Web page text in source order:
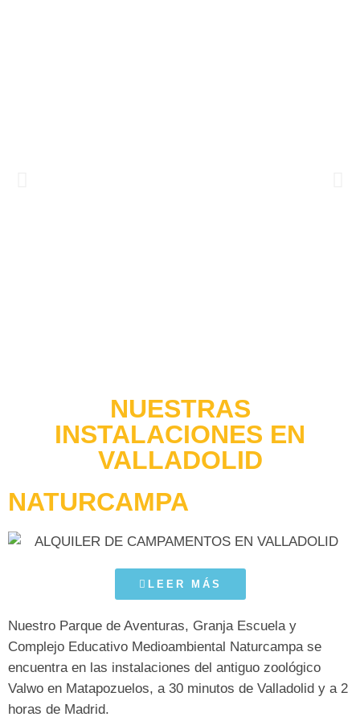
NUESTRAS
INSTALACIONES EN
VALLADOLID
NATURCAMPA
LEER MÁS
Nuestro Parque de Aventuras, Granja Escuela y
Complejo Educativo Medioambiental Naturcampa se
encuentra en las instalaciones del antiguo zoológico
Valwo en Matapozuelos, a 30 minutos de Valladolid y a 2
horas de Madrid.